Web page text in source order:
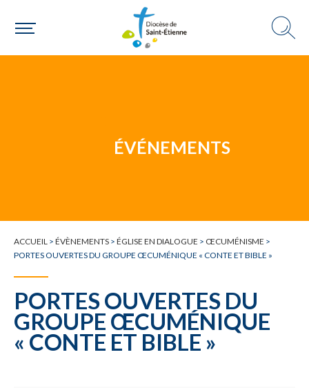
Une paroisse
Choisir ma paroisse par commune
Une commune
ÉVÉNEMENTS
ACCUEIL > ÉVÈNEMENTS > ÉGLISE EN DIALOGUE > ŒCUMÉNISME >
PORTES OUVERTES DU GROUPE ŒCUMÉNIQUE « CONTE ET BIBLE »
PORTES OUVERTES DU
GROUPE ŒCUMÉNIQUE
« CONTE ET BIBLE »